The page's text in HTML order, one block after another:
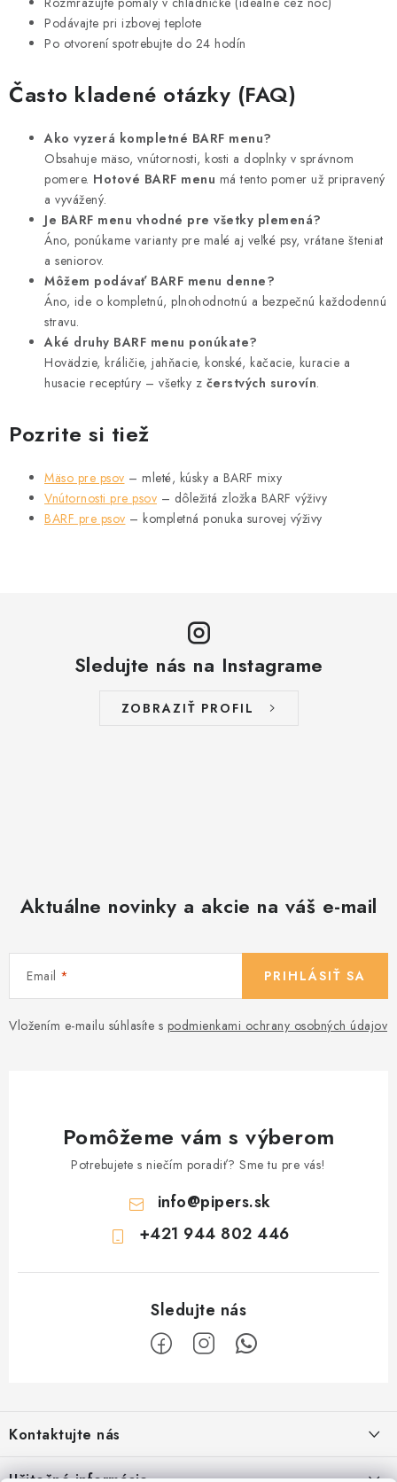
Podávajte pri izbovej teplote
Po otvorení spotrebujte do 24 hodín
Často kladené otázky (FAQ)
Ako vyzerá kompletné BARF menu?
Obsahuje mäso, vnútornosti, kosti a doplnky v správnom
pomere. Hotové BARF menu má tento pomer už pripravený
a vyvážený.
Je BARF menu vhodné pre všetky plemená?
Áno, ponúkame varianty pre malé aj veľké psy, vrátane šteniat
a seniorov.
Môžem podávať BARF menu denne?
Áno, ide o kompletnú, plnohodnotnú a bezpečnú každodennú
stravu.
Aké druhy BARF menu ponúkate?
Hovädzie, králičie, jahňacie, konské, kačacie, kuracie a
husacie receptúry – všetky z čerstvých surovín.
Pozrite si tiež
Mäso pre psov – mleté, kúsky a BARF mixy
Vnútornosti pre psov – dôležitá zložka BARF výživy
BARF pre psov – kompletná ponuka surovej výživy
Sledujte nás na Instagrame
ZOBRAZIŤ PROFIL
Aktuálne novinky a akcie na váš e-mail
Email
Vložením e-mailu súhlasíte s podmienkami ochrany osobných údajov
PRIHLÁSIŤ SA
Pomôžeme vám s výberom
Potrebujete s niečím poradiť? Sme tu pre vás!
info@pipers.sk
+421 944 802 446
p
ä
Kontaktujte nás